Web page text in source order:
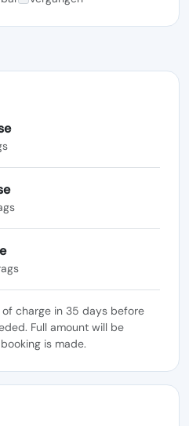
charge in 35 days before
Full amount will be
is made.